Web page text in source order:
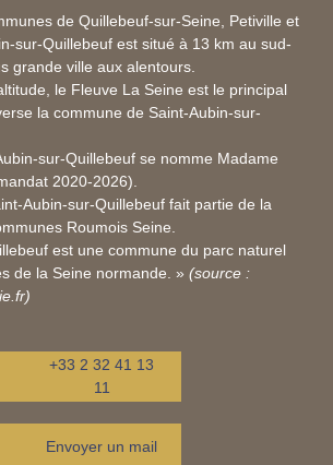
de Quillebeuf-sur-Seine, Petiville et
sur-Quillebeuf est situé à 13 km au sud-
grande ville aux alentours.
le Fleuve La Seine est le principal
la commune de Saint-Aubin-sur-
sur-Quillebeuf se nomme Madame
2020-2026).
Aubin-sur-Quillebeuf fait partie de la
Roumois Seine.
est une commune du parc naturel
de la Seine normande. » (source :
+33 2 32 41 13
11
Envoyer un mail